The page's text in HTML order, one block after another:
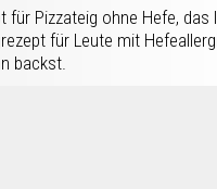
für Pizzateig ohne Hefe,
für Leute mit
backst.